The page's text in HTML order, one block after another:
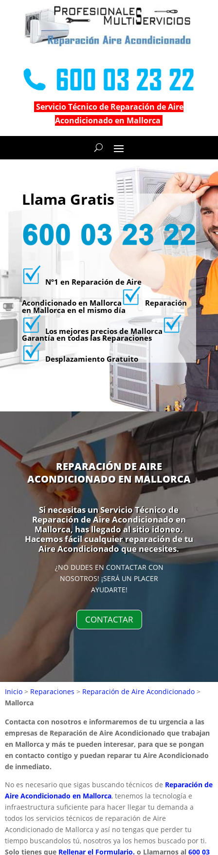
Servicio Técnico de Reparación de Aire
Acondicionado en Mallorca
Llama Gratis
Nº1 en Reparación de Aire
Acondicionado en Mallorca Reparación
en Mallorca en el mismo día
Los mejores precios de Mallorca
Garantía en todas las Reparaciones
Desplazamiento Gratuito
REPARACIÓN DE AIRE
ACONDICIONADO EN MALLORCA
Si necesitas un Servicio Técnico de
Reparación de Aire Acondicionado en
Mallorca, has llegado al sitio idoneo.
Hacemos fácil cualquier reparación de tu
Aire Acondicionado que necesites.
¿NO DUDES EN CONTACTAR CON
NOSOTROS! ¡SERÁ UN PLACER
AYUDARTE!
CONTACTAR
Inicio > Reparaciones > Reparación de Aire Acondicionado >
Mallorca
Contacta con nosotros e informaremos de tu urgencia a las
empresas de Reparación de Aire Acondicionado que trabajan
en Mallorca y más te pueden interesar, para que se pongan
en contacto contigo y puedan reparar tu Aire Acondicionado
de inmediato.
No es necesario que sigas buscando técnicos de Reparación de
Aire Acondicionado en Mallorca, tenemos la tecnología e
infraestructura suficiente para hacer llegar tu demanda a
todos los servicios técnicos de reparación de Aire
Acondicionado de Mallorca y así no tengas que perder tu
tiempo buscandolos tú, nosotros ya los hemos buscado por ti.
Solo tienes que Rellenar el Formulario. o Llamarnos al 600 03